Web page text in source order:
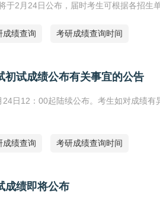
2月24日公布，届时考生可根据各招生
成绩查询 考研成绩查询时间
初试成绩公布有关事宜的公告
日12：00起陆续公布。考生如对成绩
成绩查询 考研成绩查询时间
成绩即将公布